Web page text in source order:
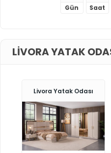
Gün Saat
LIVORA YATAK
Livora Yatak Odası